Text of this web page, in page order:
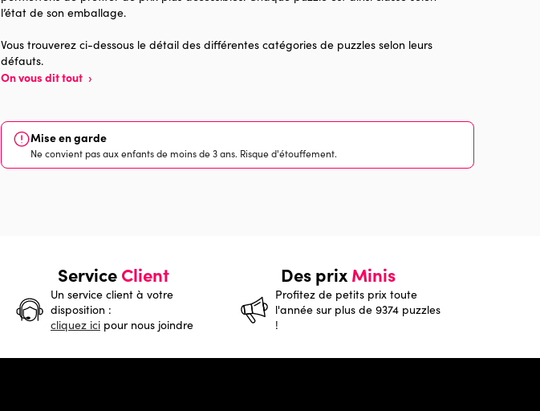
Dimensions
l’état de son emballage.
Vous trouverez ci-dessous le détail des différentes catégories de puzzles selon leurs
défauts.
On vous dit tout ›
Mise en garde
Ne convient pas aux enfants de moins de 3 ans. Risque d'étouffement.
ServiceClient
Un service client à votre
disposition :
cliquez ici pour nous joindre
Des prixMinis
Profitez de petits prix toute
l'année sur plus de 9374 puzzles
!